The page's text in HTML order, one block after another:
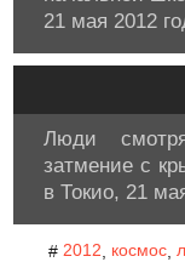
21 мая 2012
Люди
затмение с
в Токио, 21
# 2012 космос,